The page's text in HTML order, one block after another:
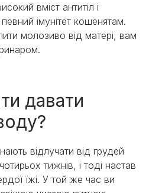
вміст антитіл і
імунітет кошенятам.
молозиво від матері, вам
давати
відлучати від грудей
тижнів, і тоді настав
їжі. У той же час ви